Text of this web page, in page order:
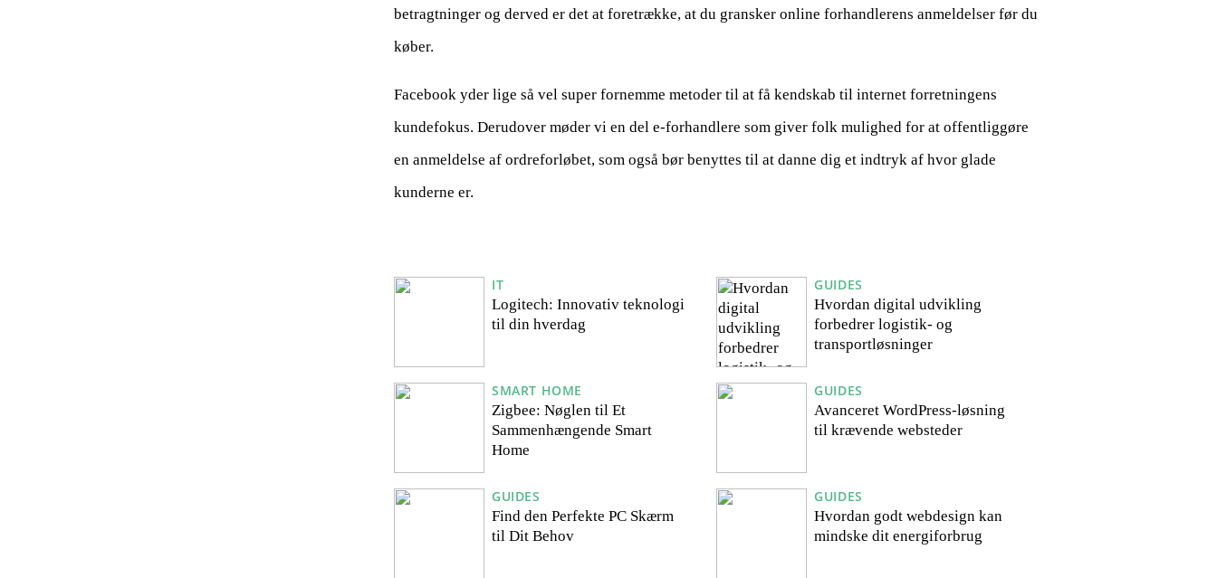
betragtninger og derved er det at foretrække, at du gransker online forhandlerens anmeldelser før du
køber.
Facebook yder lige så vel super fornemme metoder til at få kendskab til internet forretningens
kundefokus. Derudover møder vi en del e-forhandlere som giver folk mulighed for at offentliggøre
en anmeldelse af ordreforløbet, som også bør benyttes til at danne dig et indtryk af hvor glade
kunderne er.
IT
Logitech: Innovativ teknologi
til din hverdag
SMART HOME
Zigbee: Nøglen til Et
Sammenhængende Smart
Home
GUIDES
Find den Perfekte PC Skærm
til Dit Behov
GUIDES
Hvordan digital udvikling
forbedrer logistik- og
transportløsninger
GUIDES
Avanceret WordPress-løsning
til krævende websteder
GUIDES
Hvordan godt webdesign kan
mindske dit energiforbrug